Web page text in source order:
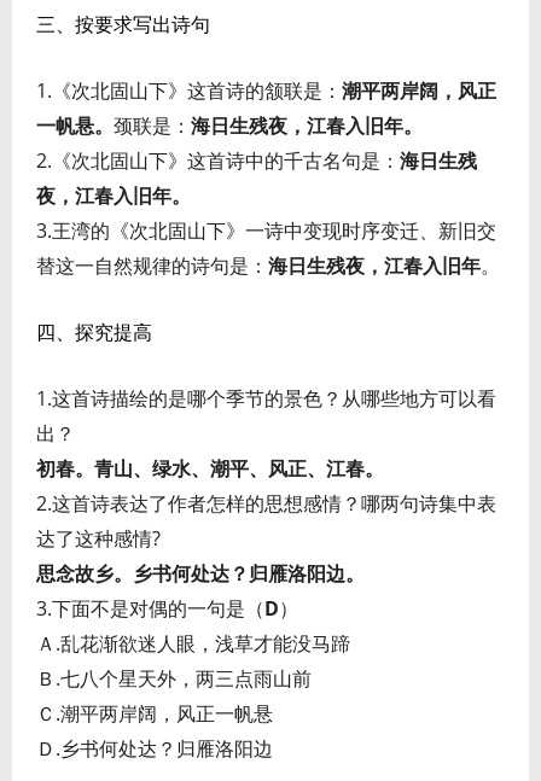
三、按要求写出诗句
1.《次北固山下》这首诗的颔联是： 潮平两岸阔，风正
一帆悬。 颈联是： 海日生残夜，江春入旧年。
2.《次北固山下》这首诗中的千古名句是： 海日生残
夜，江春入旧年。
3.王湾的《次北固山下》一诗中变现时序变迁、新旧交
替这一自然规律的诗句是： 海日生残夜，江春入旧年。
四、探究提高
1.这首诗描绘的是哪个季节的景色？从哪些地方可以看
出？
初春。青山、绿水、潮平、风正、江春。
2.这首诗表达了作者怎样的思想感情？哪两句诗集中表
达了这种感情?
思念故乡。乡书何处达？归雁洛阳边。
3.下面不是对偶的一句是（D）
Ａ.乱花渐欲迷人眼，浅草才能没马蹄
Ｂ.七八个星天外，两三点雨山前
Ｃ.潮平两岸阔，风正一帆悬
Ｄ.乡书何处达？归雁洛阳边